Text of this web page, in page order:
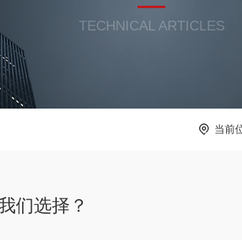
TECHNICAL ARTICLES
当前
们选择？